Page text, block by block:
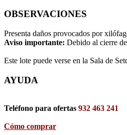
OBSERVACIONES
Presenta daños provocados por
Aviso importante: Debido al cierre
Este lote puede verse en la Sala de
AYUDA
Teléfono para ofertas 932 463 241
Cómo comprar